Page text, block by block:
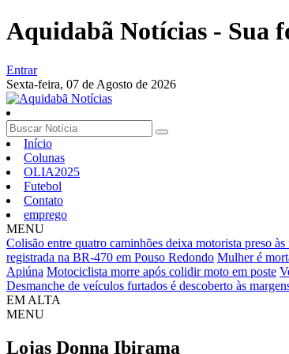
Aquidabã Notícias - Sua
Entrar
Sexta-feira, 07 de Agosto de 2026
Início
Colunas
OLIA2025
Futebol
Contato
emprego
MENU
Colisão entre quatro caminhões deixa motorista preso
registrada na BR-470 em Pouso Redondo Mulher é
Apiúna Motociclista morre após colidir moto em poste
Desmanche de veículos furtados é descoberto às
EM ALTA
MENU
Lojas Donna Ibirama